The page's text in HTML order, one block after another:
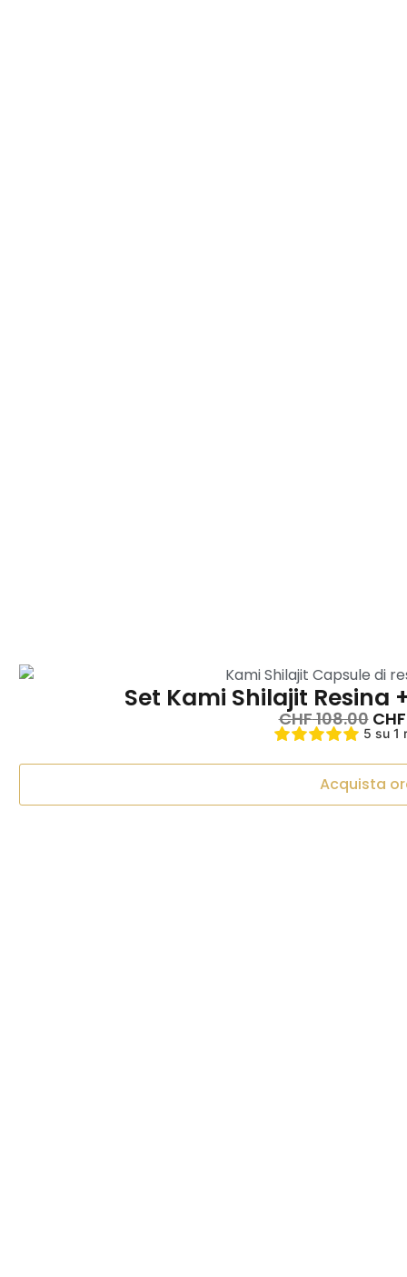
Set Kami Shilajit Resina
CHF108.00 CHF
5 su 1
Acquista